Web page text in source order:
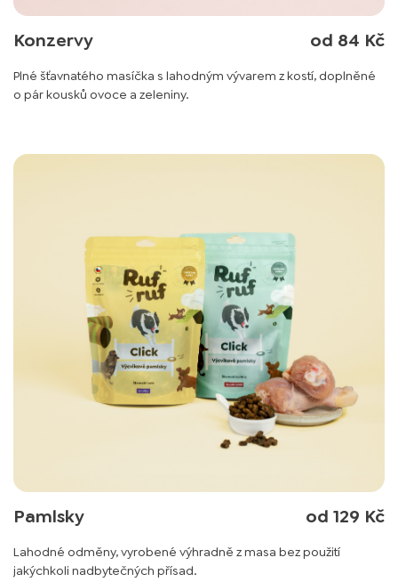
Konzervy od 84 Kč
Plné šťavnatého masíčka s lahodným vývarem z kostí, doplněné
o pár kousků ovoce a zeleniny.
Pamlsky od 129 Kč
Lahodné odměny, vyrobené výhradně z masa bez použití
jakýchkoli nadbytečných přísad.